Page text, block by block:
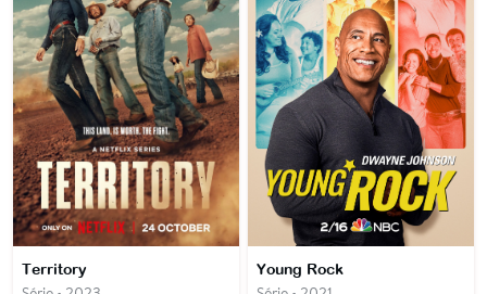
Territory Young Rock